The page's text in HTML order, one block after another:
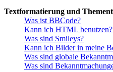
Textformatierung und
Was ist BBCode?
Kann ich HTML benutzen?
Was sind Smileys?
Kann ich Bilder in meine
Was sind globale
Was sind